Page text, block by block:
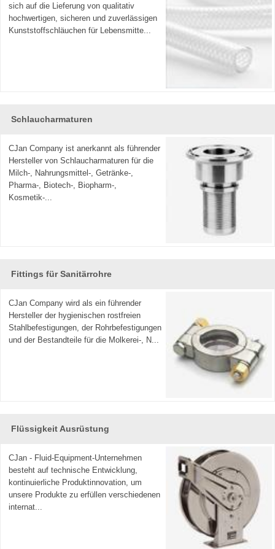
sich auf die Lieferung von qualitativ
hochwertigen, sicheren und zuverlässigen
Kunststoffschläuchen für Lebensmitte...
Schlaucharmaturen
CJan Company ist anerkannt als führender
Hersteller von Schlaucharmaturen für die
Milch-, Nahrungsmittel-, Getränke-,
Pharma-, Biotech-, Biopharm-,
Kosmetik-...
Fittings für Sanitärrohre
CJan Company wird als ein führender
Hersteller der hygienischen rostfreien
Stahlbefestigungen, der Rohrbefestigungen
und der Bestandteile für die Molkerei-, N...
Flüssigkeit Ausrüstung
CJan - Fluid-Equipment-Unternehmen
besteht auf technische Entwicklung,
kontinuierliche Produktinnovation, um
unsere Produkte zu erfüllen verschiedenen
internat...